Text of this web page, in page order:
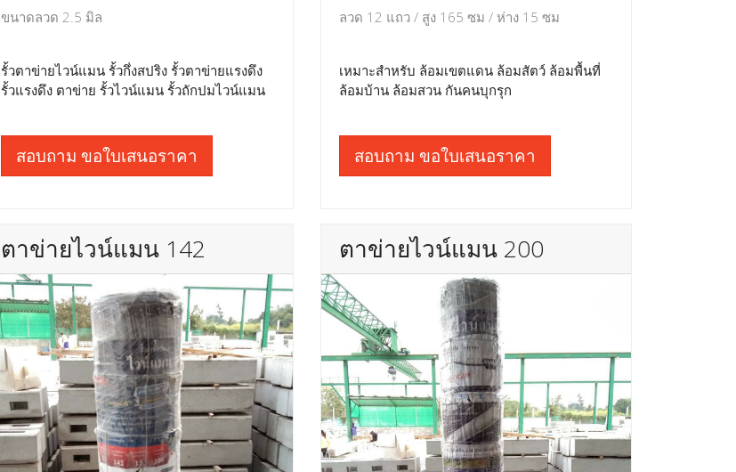
ขนาดลวด 2.5 มิล
รั้วตาข่ายไวน์แมน รั้วกึ่งสปริง รั้วตาข่ายแรงดึง
รั้วแรงดึง ตาข่าย รั้วไวน์แมน รั้วถักปมไวน์แมน
สอบถาม ขอใบเสนอราคา
ลวด 12 แถว / สูง 165 ซม / ห่าง 15 ซม
เหมาะสำหรับ ล้อมเขตแดน ล้อมสัตว์ ล้อมพื้นที่
ล้อมบ้าน ล้อมสวน กันคนบุกรุก
สอบถาม ขอใบเสนอราคา
ตาข่ายไวน์แมน 142 ตาข่ายไวน์แมน 200